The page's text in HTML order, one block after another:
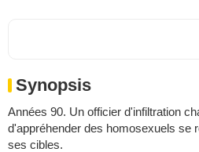
Synopsis
Années 90. Un officier d'infiltration
d'appréhender des homosexuels se
ses cibles.